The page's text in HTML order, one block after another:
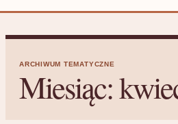
ARCHIWUM TEMATYCZNE
Miesiąc: